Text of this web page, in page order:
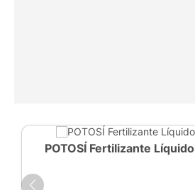
POTOSÍ Fertilizante